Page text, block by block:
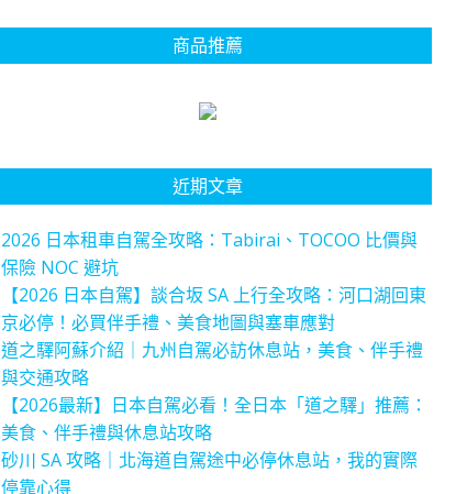
商品推薦
近期文章
2026 日本租車自駕全攻略：Tabirai、TOCOO 比價與
保險 NOC 避坑
【2026 日本自駕】談合坂 SA 上行全攻略：河口湖回東
京必停！必買伴手禮、美食地圖與塞車應對
道之驛阿蘇介紹｜九州自駕必訪休息站，美食、伴手禮
與交通攻略
【2026最新】日本自駕必看！全日本「道之驛」推薦：
美食、伴手禮與休息站攻略
砂川 SA 攻略｜北海道自駕途中必停休息站，我的實際
停靠心得